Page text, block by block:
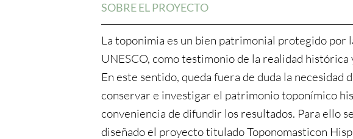
SOBRE EL PROYECTO
La toponimia es un bien patrimonial protegido por
UNESCO, como testimonio de la realidad histórica
En este sentido, queda fuera de duda la necesidad
conservar e investigar el patrimonio toponímico
conveniencia de difundir los resultados. Para ello
diseñado el proyecto titulado Toponomasticon